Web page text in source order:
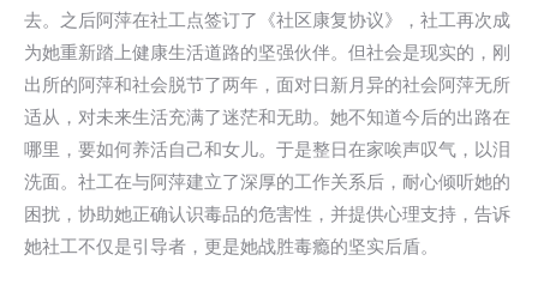
去。之后阿萍在社工点签订了《社区康复协议》，社工再次成
为她重新踏上健康生活道路的坚强伙伴。但社会是现实的，刚
出所的阿萍和社会脱节了两年，面对日新月异的社会阿萍无所
适从，对未来生活充满了迷茫和无助。她不知道今后的出路在
哪里，要如何养活自己和女儿。于是整日在家唉声叹气，以泪
洗面。社工在与阿萍建立了深厚的工作关系后，耐心倾听她的
困扰，协助她正确认识毒品的危害性，并提供心理支持，告诉
她社工不仅是引导者，更是她战胜毒瘾的坚实后盾。